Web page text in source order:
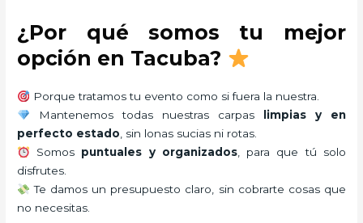
¿Por qué somos tu mejor
opción en Tacuba?
Porque tratamos tu evento como si fuera la nuestra.
Mantenemos todas nuestras carpas
limpias y en
perfecto estado, sin lonas sucias ni rotas.
Somos puntuales y organizados, para que tú solo
disfrutes.
Te damos un presupuesto claro, sin cobrarte cosas que
no necesitas.